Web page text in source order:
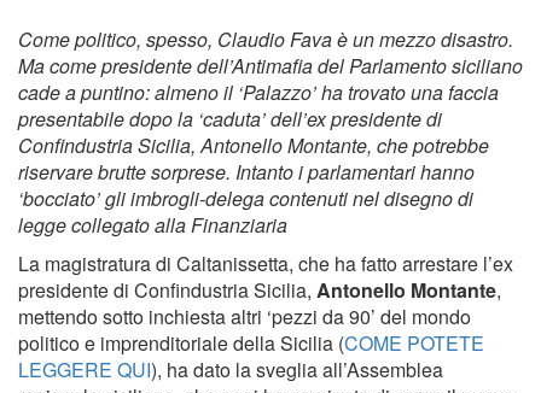
Come politico, spesso, Claudio Fava è un mezzo disastro.
Ma come presidente dell’Antimafia del Parlamento siciliano
cade a puntino: almeno il ‘Palazzo’ ha trovato una faccia
presentabile dopo la ‘caduta’ dell’ex presidente di
Confindustria Sicilia, Antonello Montante, che potrebbe
riservare brutte sorprese. Intanto i parlamentari hanno
‘bocciato’ gli imbrogli-delega contenuti nel disegno di
legge collegato alla Finanziaria
La magistratura di Caltanissetta, che ha fatto arrestare l’ex
presidente di Confindustria Sicilia, Antonello Montante,
mettendo sotto inchiesta altri ‘pezzi da 90’ del mondo
politico e imprenditoriale della Sicilia (COME POTETE
LEGGERE QUI), ha dato la sveglia all’Assemblea